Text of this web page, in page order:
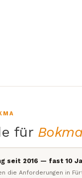
für
seit 2016 — fast 10
die Anforderungen in